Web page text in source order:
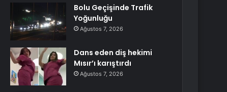
Bolu Geçişinde Trafik
Yoğunluğu
Ağustos 7, 2026
Dans eden diş hekimi
Mısır’ı karıştırdı
Ağustos 7, 2026